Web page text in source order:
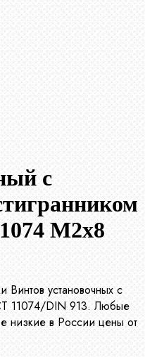
с
М2х8
Винтов установочных с
11074/DIN 913. Любые
низкие в России цены от